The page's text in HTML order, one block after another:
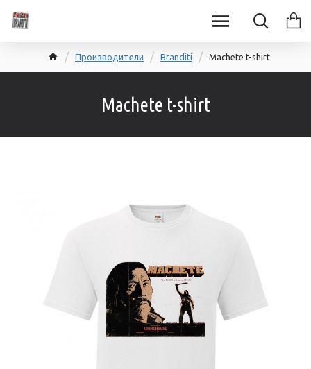
Производители Branditi Machete t-shirt
Machete t-shirt